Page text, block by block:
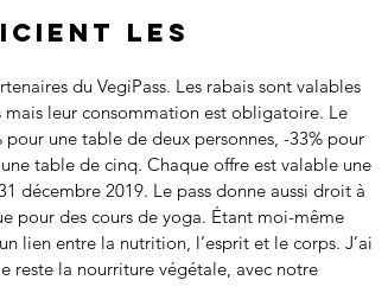
les
du VegiPass. Les rabais sont valables
mais leur consommation est obligatoire. Le
pour une table de deux personnes, -33% pour
table de cinq. Chaque offre est valable une
décembre 2019. Le pass donne aussi droit à
pour des cours de yoga. Étant moi-même
lien entre la nutrition, l’esprit et le corps. J’ai
reste la nourriture végétale, avec notre